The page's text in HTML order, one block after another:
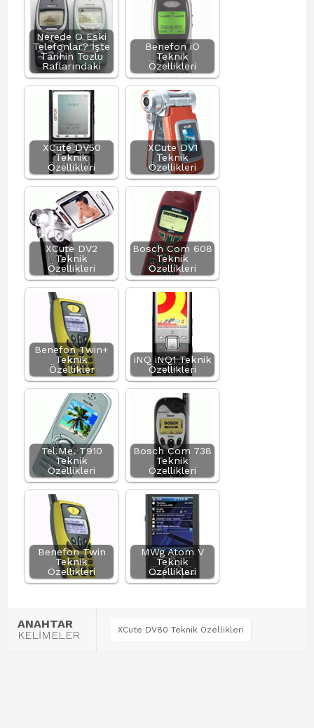
Nerede O Eski
Telefonlar? İşte
Tarihin Tozlu
Raflarındaki
Benefon iO
Teknik
Özellikleri
XCute DV50
Teknik
Özellikleri
XCute DV1
Teknik
Özellikleri
XCute DV2
Teknik
Özellikleri
Bosch Com 608
Teknik
Özellikleri
Benefon Twin+
Teknik
Özellikler
iNQ iNQ1 Teknik
Özellikleri
Tel.Me. T910
Teknik
Özellikleri
Bosch Com 738
Teknik
Özellikleri
Benefon Twin
Teknik
Özellikleri
MWg Atom V
Teknik
Özellikleri
ANAHTAR
KELİMELER
XCute DV80 Teknik Özellikleri